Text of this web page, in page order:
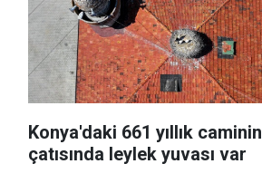
Konya'daki 661 yıllık caminin
çatısında leylek yuvası var